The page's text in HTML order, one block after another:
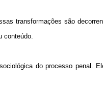
transformações são
do processo penal.